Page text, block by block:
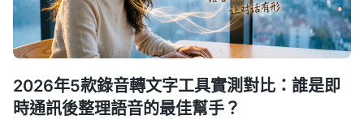
2026年5款錄音轉文字工具實測對比：誰是即
時通訊後整理語音的最佳幫手？